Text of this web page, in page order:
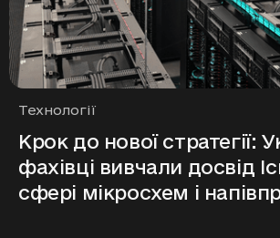
Рубрики
Технології
Крок до нової стратегії:
фахівці вивчали досвід
сфері мікросхем і